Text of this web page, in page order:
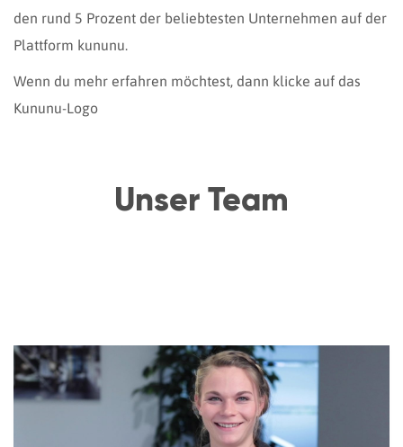
den rund 5 Prozent der beliebtesten Unternehmen auf der
Plattform kununu.
Wenn du mehr erfahren möchtest, dann klicke auf das
Kununu-Logo
Unser Team